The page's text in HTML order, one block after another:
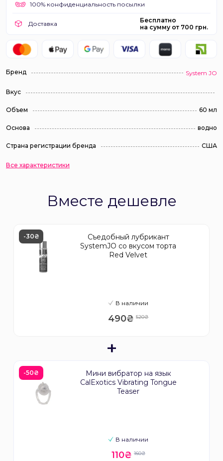
100% конфиденциальность посылки
Доставка
Бесплатно
на сумму от 700 грн.
Бренд System JO
Вкус
Объем 60 мл
Основа водно
Страна регистрации бренда США
Все характеристики
Вместе дешевле
-30₴
Съедобный лубрикант
SystemJO со вкусом торта
Red Velvet
В наличии
520₴
490₴
+
-50₴
Мини вибратор на язык
CalExotics Vibrating Tongue
Teaser
В наличии
160₴
110₴